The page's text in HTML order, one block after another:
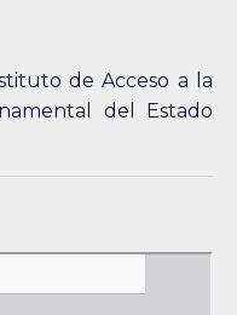
de Acceso a la
del Estado